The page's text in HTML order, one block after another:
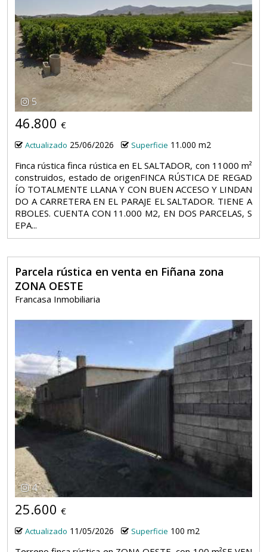
5
46.800 €
Actualizado 25/06/2026 Superficie 11.000 m2
Finca rústica finca rústica en EL SALTADOR, con 11000 m²
construidos, estado de origenFINCA RÚSTICA DE REGAD
ÍO TOTALMENTE LLANA Y CON BUEN ACCESO Y LINDAN
DO A CARRETERA EN EL PARAJE EL SALTADOR. TIENE A
RBOLES. CUENTA CON 11.000 M2, EN DOS PARCELAS, S
EPA...
Parcela rústica en venta en Fiñana zona
ZONA OESTE
Francasa Inmobiliaria
4
25.600 €
Actualizado 11/05/2026 Superficie 100 m2